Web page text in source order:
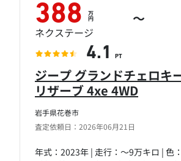
岩手県花巻市
査定依頼日：2026年06月21日
ジープ グランドチェロキ
リザーブ 4xe 4WD
年式：2023年 | 走行：～9万キロ | 色
388 万
円 ～
ネクステージ
4.1 PT